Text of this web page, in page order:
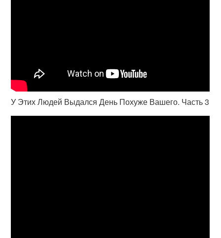
У Этих Людей Выдался День Похуже Вашего. Часть 3